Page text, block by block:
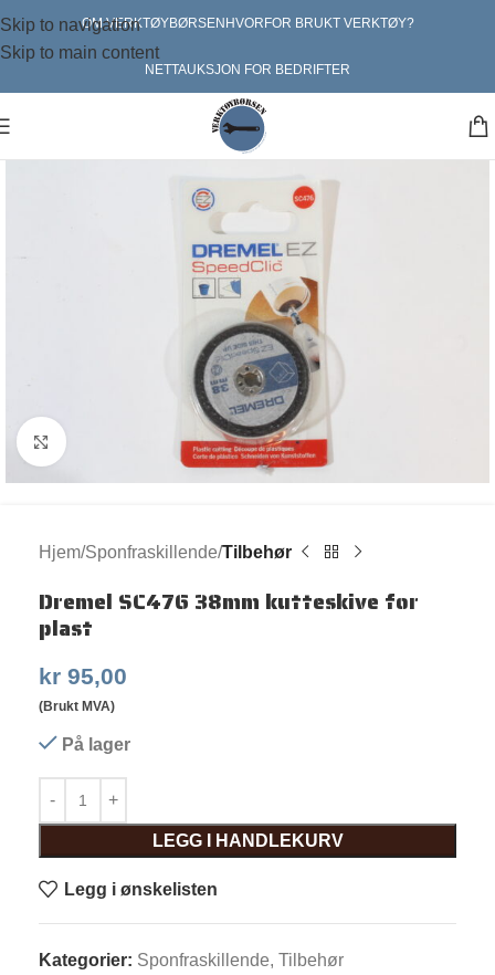
Skip to navigation
Skip to main content
OM VERKTØYBØRSEN HVORFOR BRUKT VERKTØY?
NETTAUKSJON FOR BEDRIFTER
Klikk for større bilde
Hjem Sponfraskillende Tilbehør
Dremel SC476 38mm kutteskive for
plast
kr 95,00
(Brukt MVA)
På lager
LEGG I HANDLEKURV
Legg i ønskelisten
Kategorier: Sponfraskillende, Tilbehør